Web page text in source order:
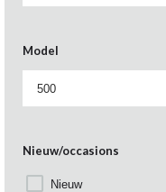
Model
Nieuw/occasions
Nieuw